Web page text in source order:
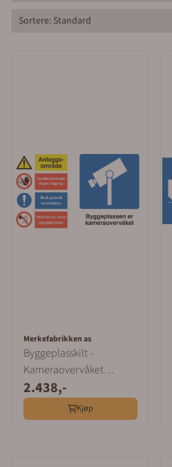
Merkefabrikken as
Byggeplasskilt -
Kameraovervåket
område 2 x 1,3 m
2.438,-
Kjøp